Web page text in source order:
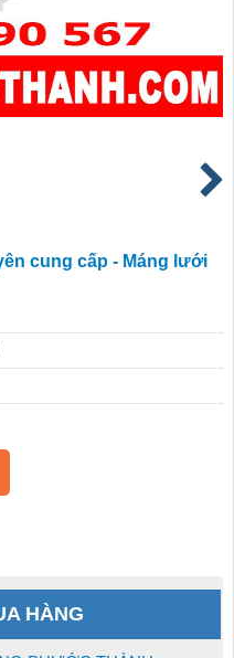
cung cấp - Máng lưới
HÀNG